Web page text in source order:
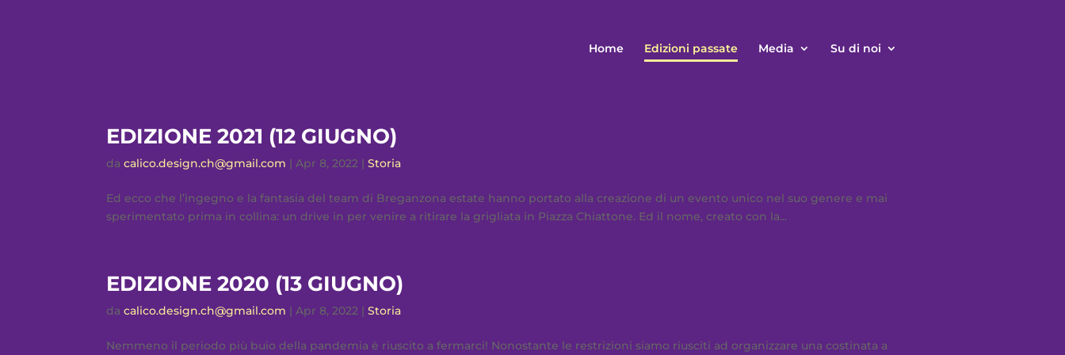
Home Edizioni passate Media Su di noi
EDIZIONE 2021 (12 GIUGNO)
dacalico.design.ch@gmail.com |Apr 8, 2022 |Storia
Ed ecco che l’ingegno e la fantasia del team di Breganzona estate hanno portato alla creazione di un evento unico nel suo genere e mai
sperimentato prima in collina: un drive in per venire a ritirare la grigliata in Piazza Chiattone. Ed il nome, creato con la...
EDIZIONE 2020 (13 GIUGNO)
dacalico.design.ch@gmail.com |Apr 8, 2022 |Storia
Nemmeno il periodo più buio della pandemia è riuscito a fermarci! Nonostante le restrizioni siamo riusciti ad organizzare una costinata a